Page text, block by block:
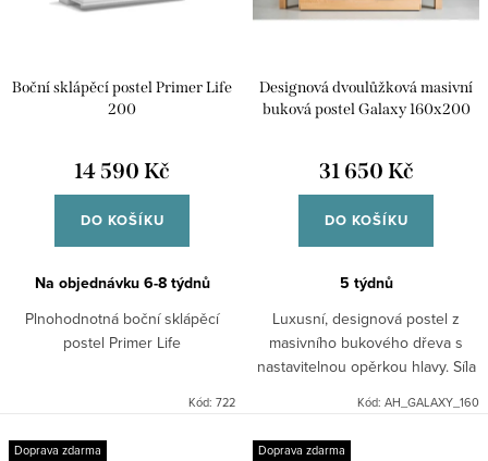
u
o
Boční sklápěcí postel Primer Life
200
14 590 Kč
DO KOŠÍKU
Na objednávku 6-8 týdnů
Plnohodnotná boční sklápěcí
postel Primer Life
Kód: 722
Designová dvoulůžková masivní
buková postel Galaxy 160x200
31 650 Kč
DO KOŠÍKU
5 týdnů
Luxusní, designová postel z
masivního bukového dřeva s
nastavitelnou opěrkou hlavy. Síla
spárovka. Povrchová uprava je
opatřena transparentním lakem....
Kód: AH_GALAXY_160
Doprava zdarma Doprava zdarma